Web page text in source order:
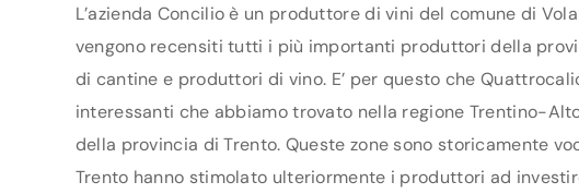
L’azienda Concilio è un produttore di vini del comune di
vengono recensiti tutti i più importanti produttori della
di cantine e produttori di vino. E’ per questo che
interessanti che abbiamo trovato nella regione Trentino-
della provincia di Trento. Queste zone sono storicamente
Trento hanno stimolato ulteriormente i produttori ad